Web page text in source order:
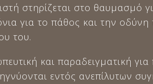
στηρίζεται στο θαυμασμό
για το πάθος και την
του.
και παραδειγματική
εντός ανεπίλυτων